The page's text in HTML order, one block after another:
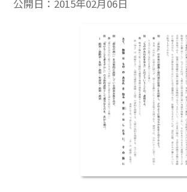
公開日： 2015年02月06日